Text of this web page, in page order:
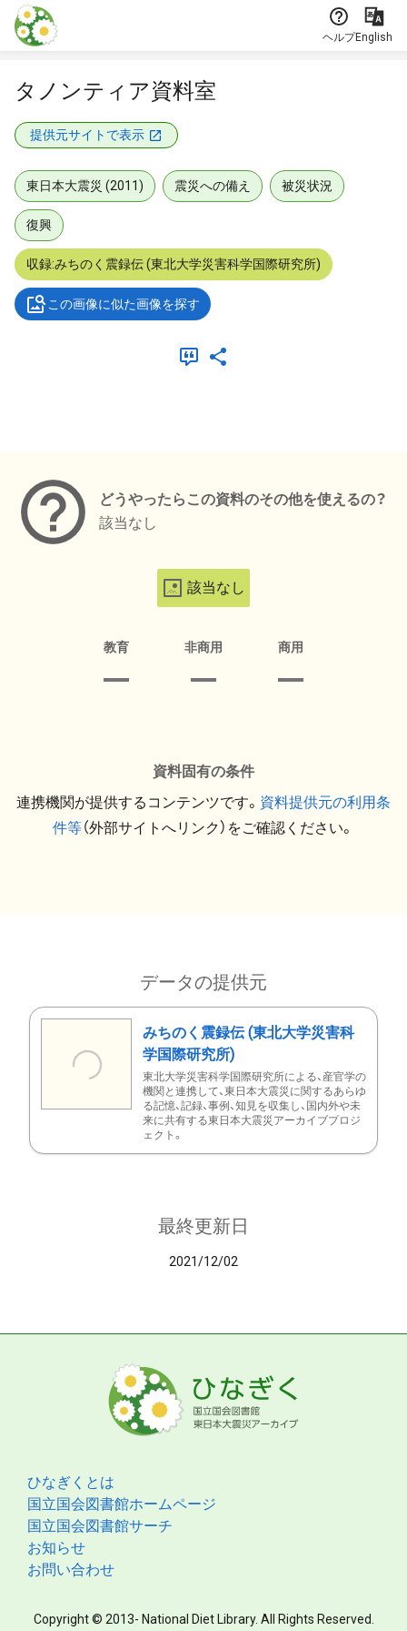
本文に飛ぶ
ヘルプEnglish
タノンティア資料室
提供元サイトで表示
東日本大震災 (2011) 震災への備え 被災状況
復興
収録:みちのく震録伝 (東北大学災害科学国際研究所)
この画像に似た画像を探す
どうやったらこの資料のその他を使えるの？
該当なし
該当なし
教育 非商用 商用
資料固有の条件
連携機関が提供するコンテンツです。 資料提供元の利用条
件等（外部サイトへリンク）をご確認ください。
データの提供元
みちのく震録伝 (東北大学災害科
学国際研究所)
東北大学災害科学国際研究所による、産官学の
機関と連携して、東日本大震災に関するあらゆ
る記憶、記録、事例、知見を収集し、国内外や未
来に共有する東日本大震災アーカイブプロジ
ェクト。
最終更新日
2021/12/02
ひなぎくとは
国立国会図書館ホームページ
国立国会図書館サーチ
お知らせ
お問い合わせ
Copyright © 2013- National Diet Library. All Rights Reserved.